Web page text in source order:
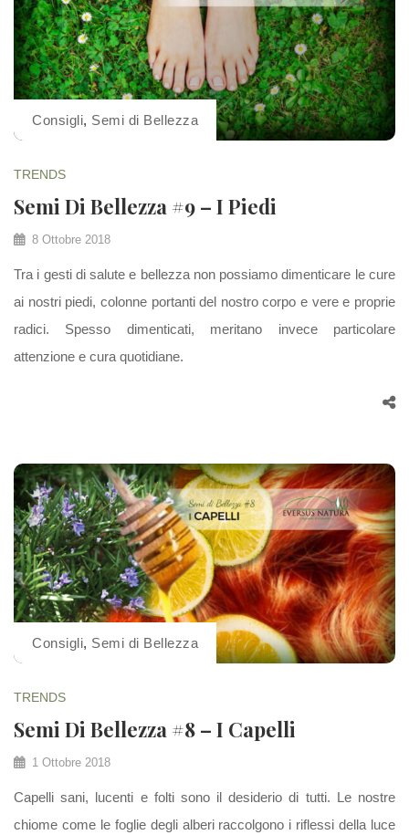
Consigli, Semi di Bellezza
TRENDS
Semi Di Bellezza #9 – I Piedi
8 Ottobre 2018
Tra i gesti di salute e bellezza non possiamo dimenticare le cure
ai nostri piedi, colonne portanti del nostro corpo e vere e proprie
radici. Spesso dimenticati, meritano invece particolare
attenzione e cura quotidiane.
Consigli, Semi di Bellezza
TRENDS
Semi Di Bellezza #8 – I Capelli
1 Ottobre 2018
Capelli sani, lucenti e folti sono il desiderio di tutti. Le nostre
chiome come le foglie degli alberi raccolgono i riflessi della luce